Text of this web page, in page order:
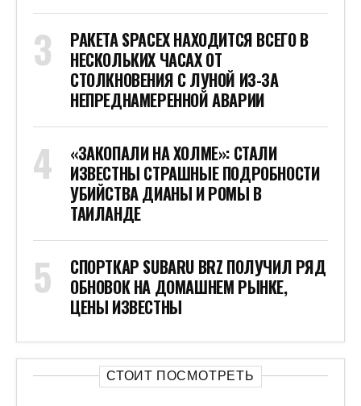
РАКЕТА SPACEX НАХОДИТСЯ ВСЕГО В
НЕСКОЛЬКИХ ЧАСАХ ОТ
СТОЛКНОВЕНИЯ С ЛУНОЙ ИЗ-ЗА
НЕПРЕДНАМЕРЕННОЙ АВАРИИ
«ЗАКОПАЛИ НА ХОЛМЕ»: СТАЛИ
ИЗВЕСТНЫ СТРАШНЫЕ ПОДРОБНОСТИ
УБИЙСТВА ДИАНЫ И РОМЫ В
ТАИЛАНДЕ
СПОРТКАР SUBARU BRZ ПОЛУЧИЛ РЯД
ОБНОВОК НА ДОМАШНЕМ РЫНКЕ,
ЦЕНЫ ИЗВЕСТНЫ
СТОИТ ПОСМОТРЕТЬ